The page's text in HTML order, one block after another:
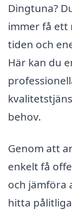
Dingtuna?
immer få ett
tiden och
Här kan du
behov.
Genom att
enkelt få
och jämföra
hitta